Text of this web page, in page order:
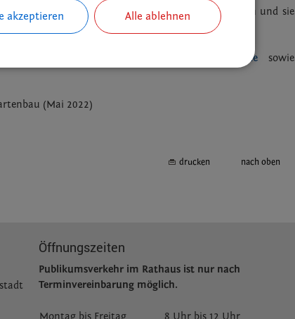
den Menschen zum Thema Organspende abbauen und sie
auf einem Organspendeausweis festzuhalten.
www.bzga.de sowie
(Mai 2022)
drucken nach oben
Öffnungszeiten
Publikumsverkehr im Rathaus ist nur nach
Terminvereinbarung möglich.
akzeptieren Alle ablehnen